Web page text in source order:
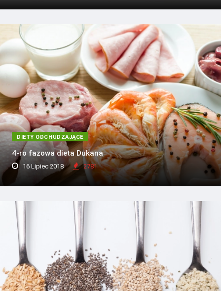
DIETY ODCHUDZAJĄCE
4-ro fazowa dieta Dukana
16 Lipiec 2018 2781